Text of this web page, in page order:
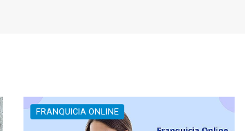
FRANQUICIA ONLINE